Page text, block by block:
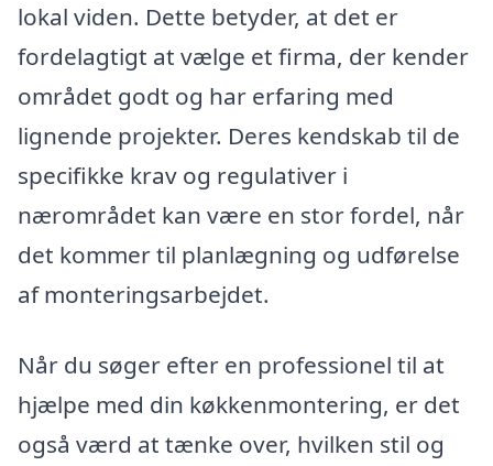
lokal viden. Dette betyder, at det er
fordelagtigt at vælge et firma, der kender
området godt og har erfaring med
lignende projekter. Deres kendskab til de
specifikke krav og regulativer i
nærområdet kan være en stor fordel, når
det kommer til planlægning og udførelse
af monteringsarbejdet.
Når du søger efter en professionel til at
hjælpe med din køkkenmontering, er det
også værd at tænke over, hvilken stil og